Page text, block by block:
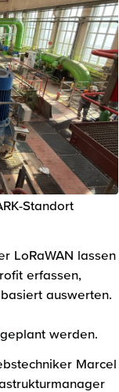
Standort
LoRaWAN lassen
erfassen,
auswerten.
werden.
Marcel